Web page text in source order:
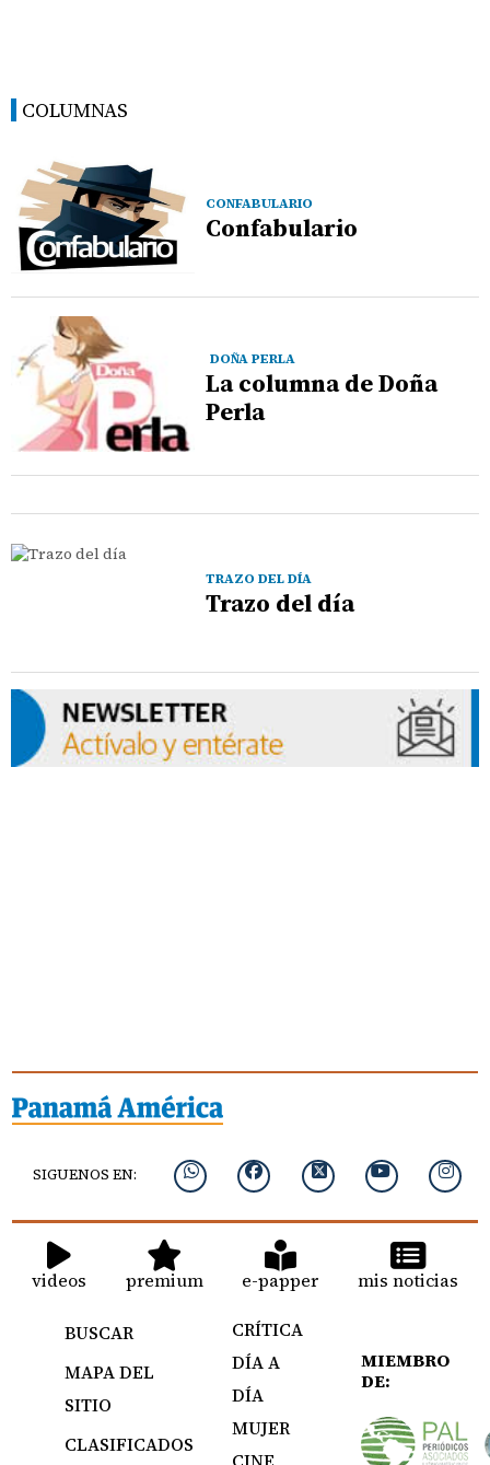
COLUMNAS
CONFABULARIO
Confabulario
DOÑA PERLA
La columna de Doña
Perla
TRAZO DEL DÍA
Trazo del día
SIGUENOS EN:
videos premium e-papper mis noticias
BUSCAR
MAPA DEL
SITIO
CLASIFICADOS
CRÍTICA
DÍA A
DÍA
MUJER
MIEMBRO
DE: